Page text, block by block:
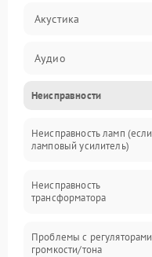
Акустика
Аудио
Управление
Электропитание
Неисправности
Неисправность ламп (если
ламповый усилитель)
Неисправность
трансформатора
Проблемы с регуляторами
громкости/тона